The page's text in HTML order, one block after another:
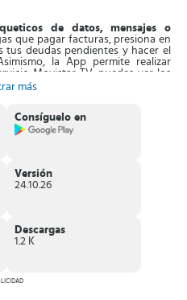
de datos, mensajes o
que pagar facturas, presiona en
tus deudas pendientes y hacer el
la App permite realizar
Movistar TV, puedes ver los
la programación disponible.
vía Facebook, Twitter y vía
gestionar dudas sobre los planes
de tu servicio de voz y
de tu consumo en la red,
realizadas y su duración.
prepago, lo puedes cambiar
más
Consíguelo en
Versión
24.10.26
Descargas
1.2 K